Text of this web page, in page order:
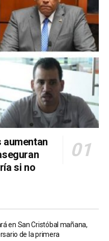
si no
en San Cristóbal mañana,
de la primera